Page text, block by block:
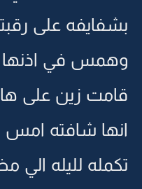
بشفايفه على
وهمس في اذنها
قامت زين على
انها شافته امس
تكمله لليله الي